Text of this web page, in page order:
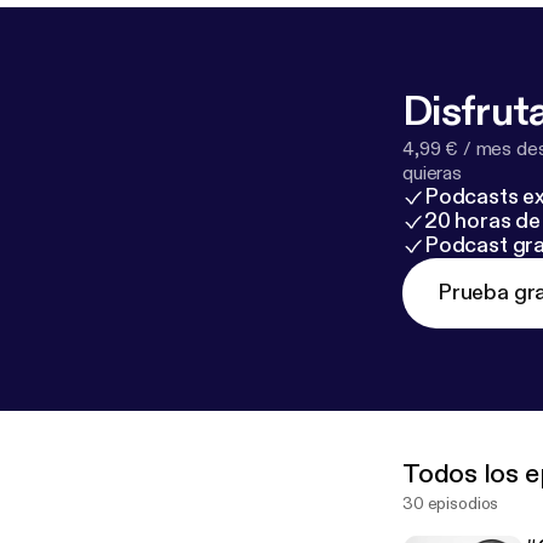
4,99 € / mes
quieras
Podcasts
20 horas
Podcast
Prueba
Todos los
30 episodios